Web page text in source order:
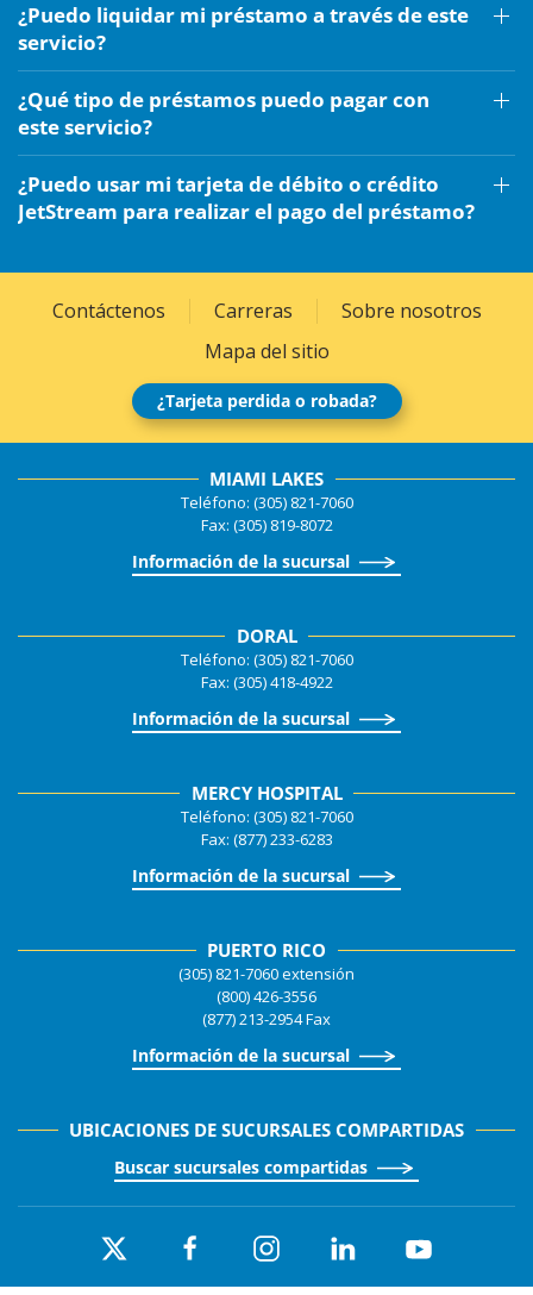
¿Puedo liquidar mi préstamo a través de este
servicio?
¿Qué tipo de préstamos puedo pagar con
este servicio?
¿Puedo usar mi tarjeta de débito o crédito
JetStream para realizar el pago del préstamo?
Contáctenos Carreras
Sobre nosotros
Mapa del sitio
¿Tarjeta perdida o robada?
MIAMI LAKES
Teléfono: (305) 821-7060
Fax: (305) 819-8072
Información de la sucursal
DORAL
Teléfono: (305) 821-7060
Fax: (305) 418-4922
Información de la sucursal
MERCY HOSPITAL
Teléfono: (305) 821-7060
Fax: (877) 233-6283
Información de la sucursal
PUERTO RICO
(305) 821-7060 extensión
(800) 426-3556
(877) 213-2954 Fax
Información de la sucursal
UBICACIONES DE SUCURSALES COMPARTIDAS
Buscar sucursales compartidas